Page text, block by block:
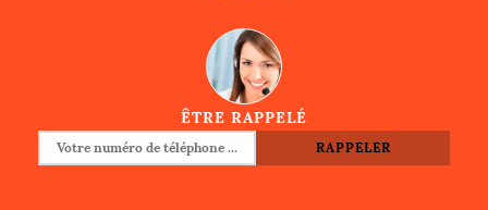
ÊTRE RAPPELÉ